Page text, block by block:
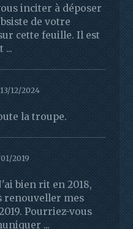
inciter à déposer
de votre
cette feuille. Il est
...
12/2024
la troupe.
2019
bien rit en 2018,
renouveller mes
Pourriez-vous
...